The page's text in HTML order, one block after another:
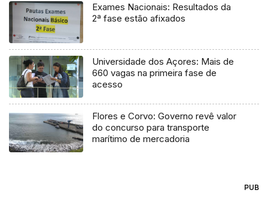
Exames Nacionais: Resultados da
2ª fase estão afixados
Universidade dos Açores: Mais de
660 vagas na primeira fase de
acesso
Flores e Corvo: Governo revê valor
do concurso para transporte
marítimo de mercadoria
PUB